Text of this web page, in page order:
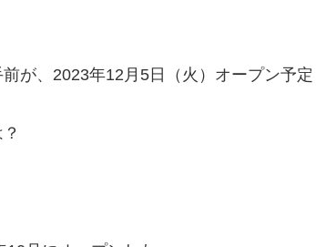
が、2023年12月5日（火）オープン予定